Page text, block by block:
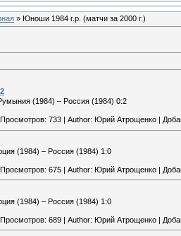
» Юноши 1984 г.р. (матчи за 2000 г.)
(1984) – Россия (1984) 0:2
Просмотров: 733 Author: Юрий Атрощенко
(1984) – Россия (1984) 1:0
Просмотров: 675 | Author: Юрий Атрощенко |
(1984) – Россия (1984) 1:0
Просмотров: 689 | Author: Юрий Атрощенко |